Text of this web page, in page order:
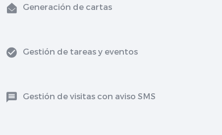
Generación de cartas
Gestión de tareas y eventos
Gestión de visitas con aviso SMS